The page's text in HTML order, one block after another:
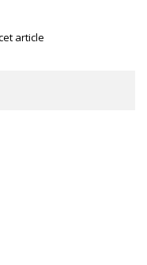
article